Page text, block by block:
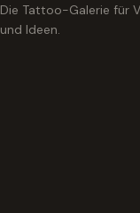
Die Tattoo-Galerie für
und Ideen.